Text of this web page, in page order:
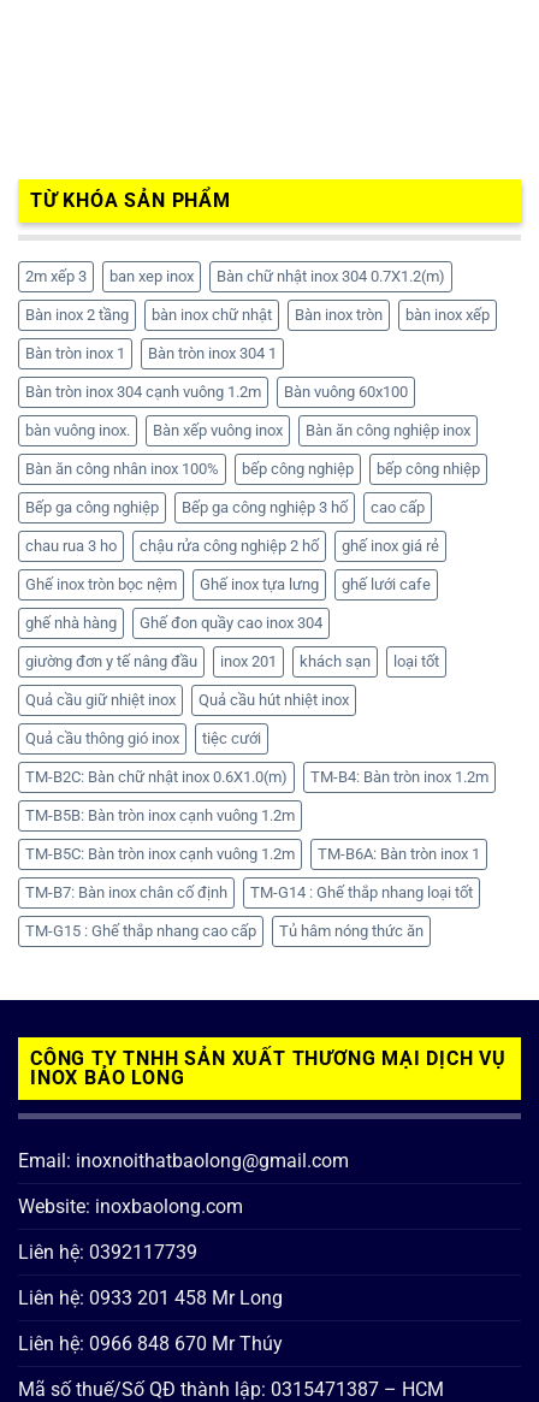
TỪ KHÓA SẢN PHẨM
2m xếp 3 ban xep inox Bàn chữ nhật inox 304 0.7X1.2(m)
Bàn inox 2 tầng bàn inox chữ nhật Bàn inox tròn bàn inox xếp
Bàn tròn inox 1 Bàn tròn inox 304 1
Bàn tròn inox 304 cạnh vuông 1.2m Bàn vuông 60x100
bàn vuông inox. Bàn xếp vuông inox Bàn ăn công nghiệp inox
Bàn ăn công nhân inox 100% bếp công nghiệp bếp công nhiệp
Bếp ga công nghiệp Bếp ga công nghiệp 3 hố cao cấp
chau rua 3 ho chậu rửa công nghiệp 2 hố ghế inox giá rẻ
Ghế inox tròn bọc nệm Ghế inox tựa lưng ghế lưới cafe
ghế nhà hàng Ghế đon quầy cao inox 304
giường đơn y tế nâng đầu inox 201 khách sạn loại tốt
Quả cầu giữ nhiệt inox Quả cầu hút nhiệt inox
Quả cầu thông gió inox tiệc cưới
TM-B2C: Bàn chữ nhật inox 0.6X1.0(m) TM-B4: Bàn tròn inox 1.2m
TM-B5B: Bàn tròn inox cạnh vuông 1.2m
TM-B5C: Bàn tròn inox cạnh vuông 1.2m TM-B6A: Bàn tròn inox 1
TM-B7: Bàn inox chân cố định TM-G14 : Ghế thắp nhang loại tốt
TM-G15 : Ghế thắp nhang cao cấp Tủ hâm nóng thức ăn
CÔNG TY TNHH SẢN XUẤT THƯƠNG MẠI DỊCH VỤ
INOX BẢO LONG
Email: inoxnoithatbaolong@gmail.com
Website: inoxbaolong.com
Liên hệ: 0392117739
Liên hệ: 0933 201 458 Mr Long
Liên hệ: 0966 848 670 Mr Thúy
Mã số thuế/Số QĐ thành lập: 0315471387 – HCM